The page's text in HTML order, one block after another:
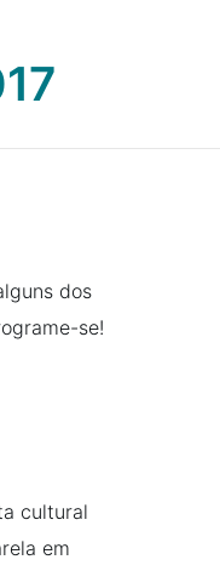
dos
se!
cultural
em